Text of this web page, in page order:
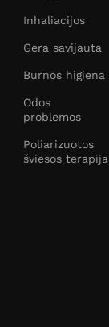
Inhaliacijos
Gera savijauta
Burnos higiena
Odos
problemos
Poliarizuotos
šviesos terapija